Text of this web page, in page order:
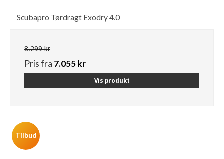
Scubapro Tørdragt Exodry 4.0
8.299 kr
Pris fra 7.055 kr
Vis produkt
Tilbud